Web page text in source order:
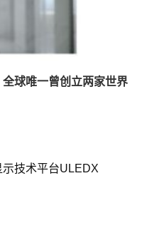
球唯一曾创立两家世界